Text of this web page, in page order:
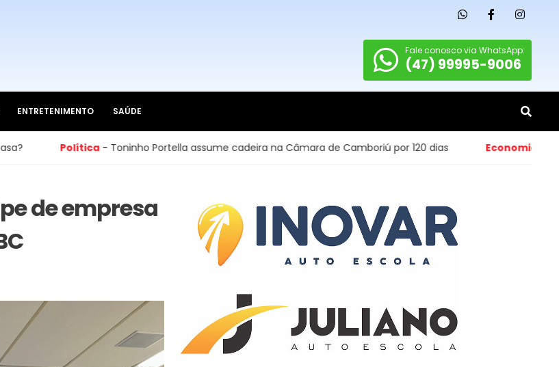
Fale conosco via WhatsApp:
(47) 99995-9006
ENTRETENIMENTO SAÚDE
- Toninho Portella assume cadeira na Câmara de Camboriú por 120 dias Economia - Abertura de
de empresa